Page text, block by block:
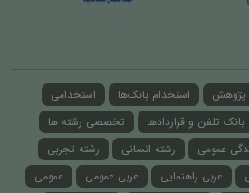
پژوهش استخدام بانک‌ها
استخدامی
بانک تلفن و قراردادها
تخصصی رشته ها
عمومی رشته انسانی
رشته تجربی
عربی راهنمایی عربی عمومی
عمومی